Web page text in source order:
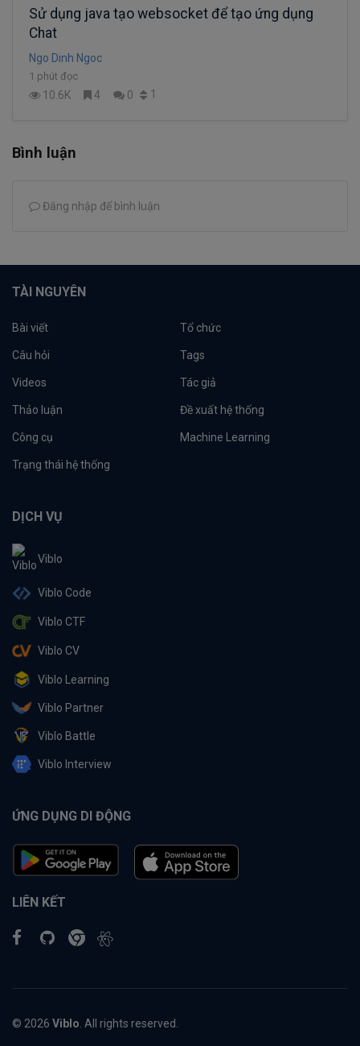
Sử dụng java tạo websocket để tạo ứng dụng
Chat
Ngo Dinh Ngoc
1 phút đọc
10.6K 4 0 1
Bình luận
Đăng nhập để bình luận
TÀI NGUYÊN
Bài viết Tổ chức
Câu hỏi Tags
Videos Tác giả
Thảo luận Đề xuất hệ thống
Công cụ Machine Learning
Trạng thái hệ thống
DỊCH VỤ
Viblo
Viblo Code
Viblo CTF
Viblo CV
Viblo Learning
Viblo Partner
Viblo Battle
Viblo Interview
ỨNG DỤNG DI ĐỘNG
LIÊN KẾT
© 2026 Viblo . All rights reserved.